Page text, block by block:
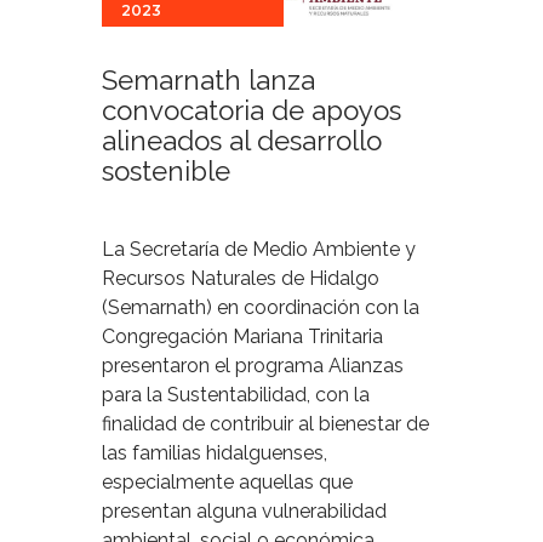
2023
Semarnath lanza
convocatoria de apoyos
alineados al desarrollo
sostenible
La Secretaría de Medio Ambiente y
Recursos Naturales de Hidalgo
(Semarnath) en coordinación con la
Congregación Mariana Trinitaria
presentaron el programa Alianzas
para la Sustentabilidad, con la
finalidad de contribuir al bienestar de
las familias hidalguenses,
especialmente aquellas que
presentan alguna vulnerabilidad